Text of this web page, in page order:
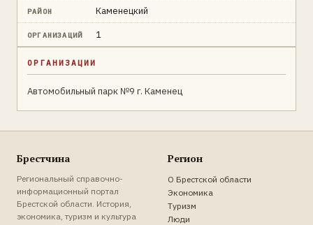
РАЙОН Каменецкий
ОРГАНИЗАЦИЙ 1
ОРГАНИЗАЦИИ
Автомобильный парк №9 г. Каменец
Брестчина
Региональный справочно-
информационный портал
Брестской области. История,
экономика, туризм и культура
Регион
О Брестской области
Экономика
Туризм
Люди